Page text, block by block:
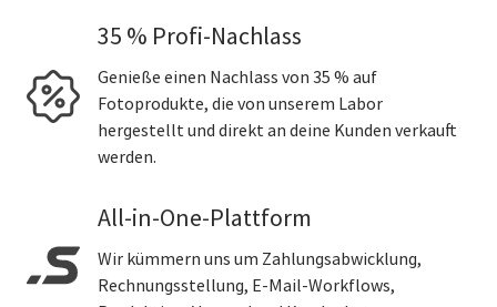
35 % Profi-Nachlass
Genieße einen Nachlass von 35 % auf
Fotoprodukte, die von unserem Labor
hergestellt und direkt an deine Kunden verkauft
werden.
All-in-One-Plattform
Wir kümmern uns um Zahlungsabwicklung,
Rechnungsstellung, E-Mail-Workflows,